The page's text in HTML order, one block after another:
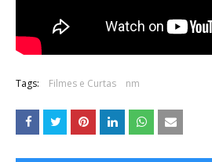
Tags: Filmes e Curtas nm